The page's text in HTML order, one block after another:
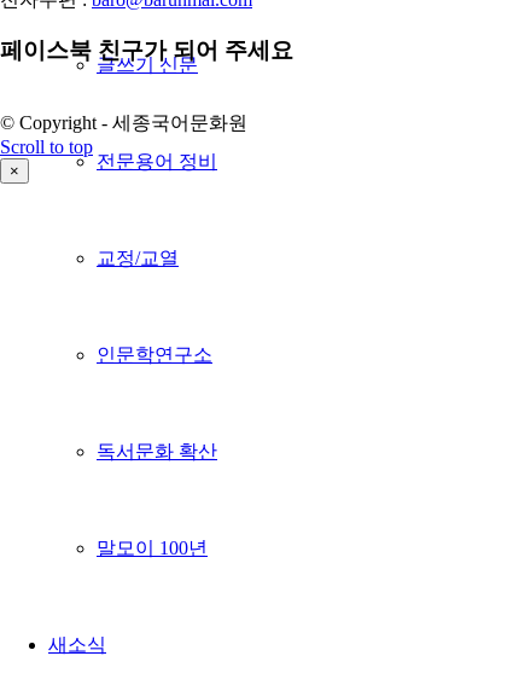
글쓰기 신문
전문용어 정비
교정/교열
인문학연구소
독서문화 확산
말모이 100년
새소식
페이스북 친구가 되어 주세요
© Copyright - 세종국어문화원
Scroll to top
×